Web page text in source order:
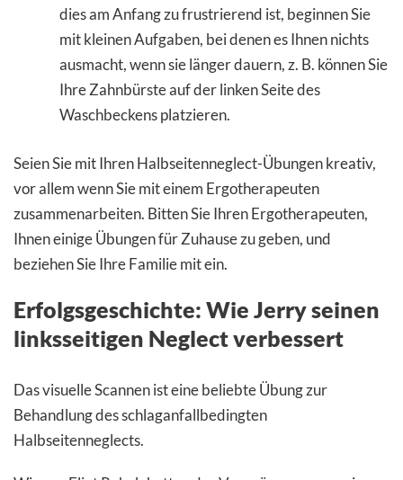
dies am Anfang zu frustrierend ist, beginnen Sie
mit kleinen Aufgaben, bei denen es Ihnen nichts
ausmacht, wenn sie länger dauern, z. B. können Sie
Ihre Zahnbürste auf der linken Seite des
Waschbeckens platzieren.
Seien Sie mit Ihren Halbseitenneglect-Übungen kreativ,
vor allem wenn Sie mit einem Ergotherapeuten
zusammenarbeiten. Bitten Sie Ihren Ergotherapeuten,
Ihnen einige Übungen für Zuhause zu geben, und
beziehen Sie Ihre Familie mit ein.
Erfolgsgeschichte: Wie Jerry seinen
linksseitigen Neglect verbessert
Das visuelle Scannen ist eine beliebte Übung zur
Behandlung des schlaganfallbedingten
Halbseitenneglects.